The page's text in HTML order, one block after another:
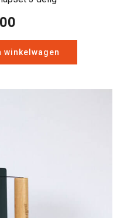
winkelwagen